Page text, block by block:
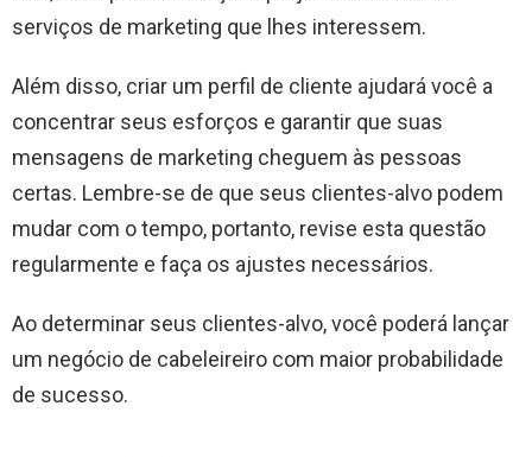
serviços de marketing que lhes interessem.
Além disso, criar um perfil de cliente ajudará você a
concentrar seus esforços e garantir que suas
mensagens de marketing cheguem às pessoas
certas. Lembre-se de que seus clientes-alvo podem
mudar com o tempo, portanto, revise esta questão
regularmente e faça os ajustes necessários.
Ao determinar seus clientes-alvo, você poderá lançar
um negócio de cabeleireiro com maior probabilidade
de sucesso.